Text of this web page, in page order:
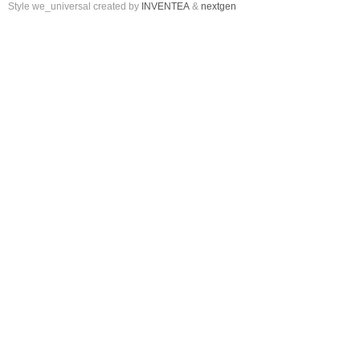
Style we_universal created by INVENTEA & nextgen